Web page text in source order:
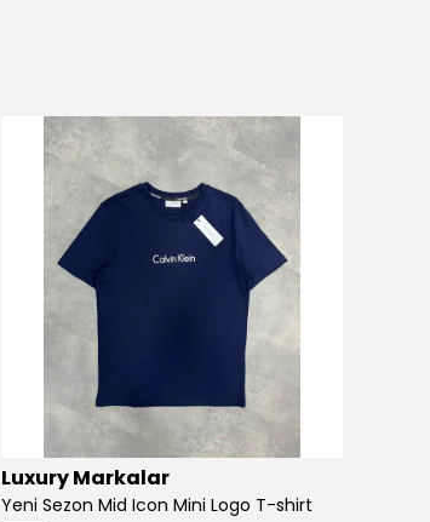
Luxury Markalar
Yeni Sezon Mid Icon Mini Logo T-shirt